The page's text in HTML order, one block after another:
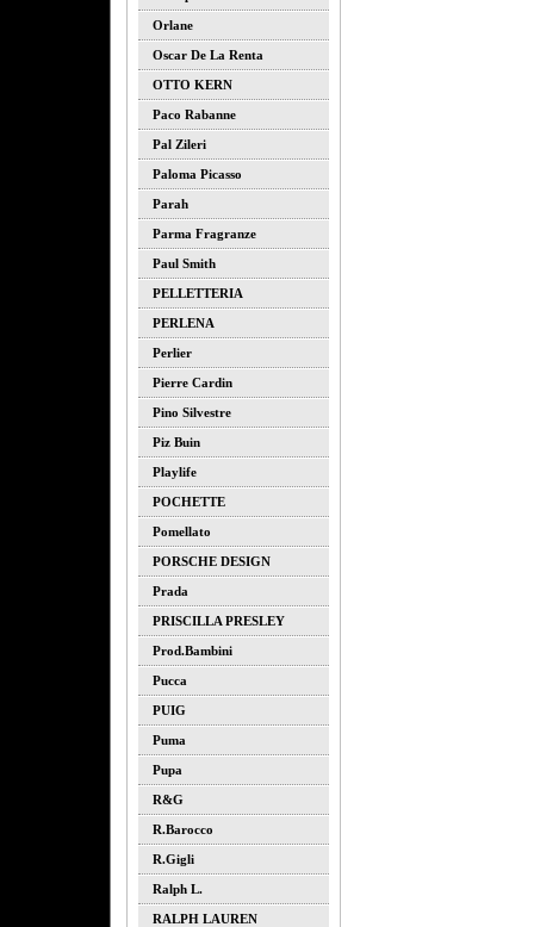
Orlane
Oscar De La Renta
OTTO KERN
Paco Rabanne
Pal Zileri
Paloma Picasso
Parah
Parma Fragranze
Paul Smith
PELLETTERIA
PERLENA
Perlier
Pierre Cardin
Pino Silvestre
Piz Buin
Playlife
POCHETTE
Pomellato
PORSCHE DESIGN
Prada
PRISCILLA PRESLEY
Prod.bambini
Pucca
PUIG
Puma
Pupa
R&G
R.barocco
R.gigli
Ralph L.
RALPH LAUREN